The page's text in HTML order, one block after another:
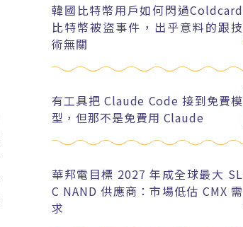
韓國比特幣用戶如何閃過Coldcard
比特幣被盜事件，出乎意料的跟技
術無關
有工具把 Claude Code 接到免費模
型，但那不是免費用 Claude
華邦電目標 2027 年成全球最大 SL
C NAND 供應商：市場低估 CMX 需
求